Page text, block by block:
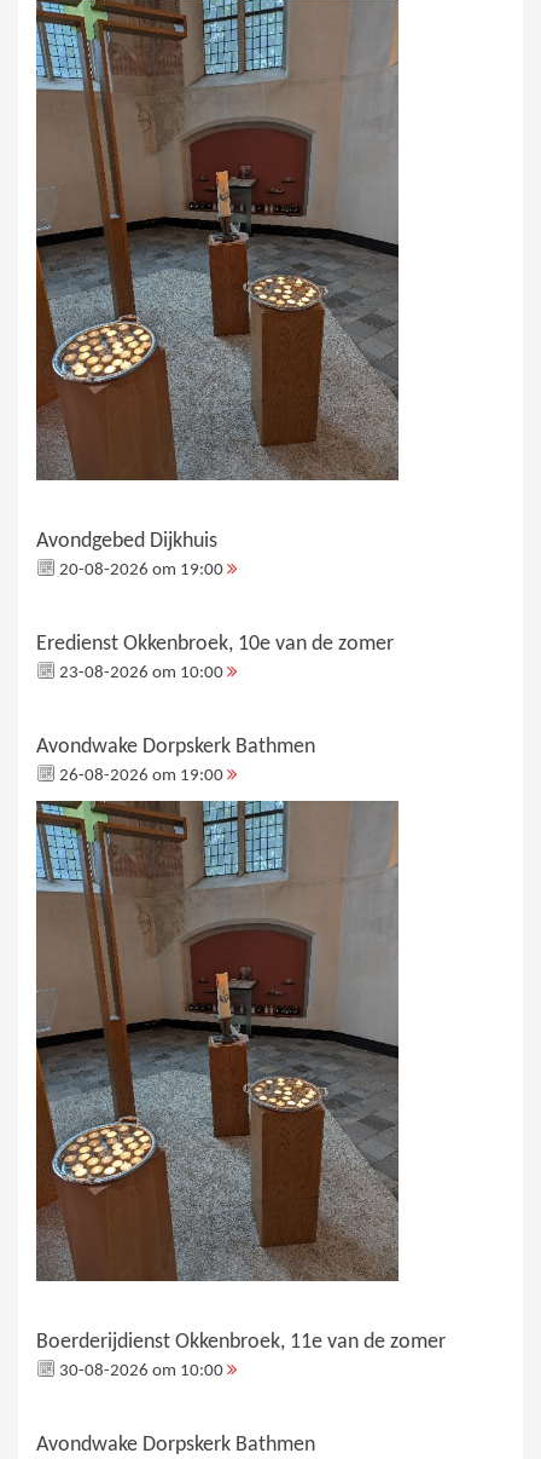
Avondgebed Dijkhuis
20-08-2026 om 19:00
Eredienst Okkenbroek, 10e van de zomer
23-08-2026 om 10:00
Avondwake Dorpskerk Bathmen
26-08-2026 om 19:00
Boerderijdienst Okkenbroek, 11e van de zomer
30-08-2026 om 10:00
Avondwake Dorpskerk Bathmen